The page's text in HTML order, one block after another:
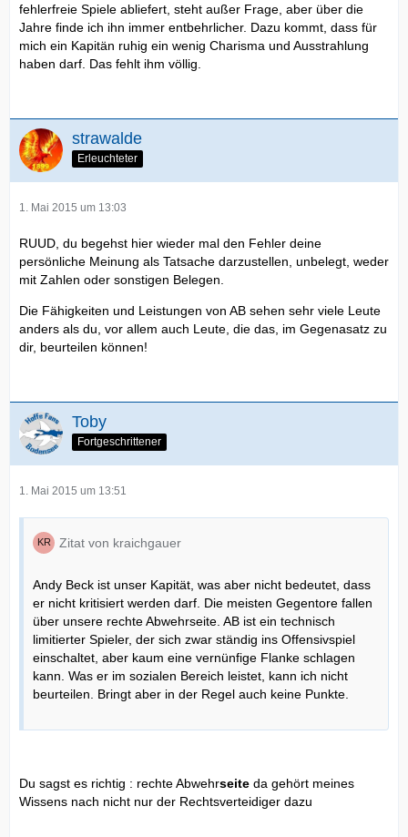
fehlerfreie Spiele abliefert, steht außer Frage, aber über die
Jahre finde ich ihn immer entbehrlicher. Dazu kommt, dass für
mich ein Kapitän ruhig ein wenig Charisma und Ausstrahlung
haben darf. Das fehlt ihm völlig.
strawalde
Erleuchteter
1. Mai 2015 um 13:03
RUUD, du begehst hier wieder mal den Fehler deine
persönliche Meinung als Tatsache darzustellen, unbelegt, weder
mit Zahlen oder sonstigen Belegen.
Die Fähigkeiten und Leistungen von AB sehen sehr viele Leute
anders als du, vor allem auch Leute, die das, im Gegenasatz zu
dir, beurteilen können!
Toby
Fortgeschrittener
1. Mai 2015 um 13:51
Zitat von kraichgauer
Andy Beck ist unser Kapität, was aber nicht bedeutet, dass
er nicht kritisiert werden darf. Die meisten Gegentore fallen
über unsere rechte Abwehrseite. AB ist ein technisch
limitierter Spieler, der sich zwar ständig ins Offensivspiel
einschaltet, aber kaum eine vernünfige Flanke schlagen
kann. Was er im sozialen Bereich leistet, kann ich nicht
beurteilen. Bringt aber in der Regel auch keine Punkte.
Du sagst es richtig : rechte Abwehrseite da gehört meines
Wissens nach nicht nur der Rechtsverteidiger dazu